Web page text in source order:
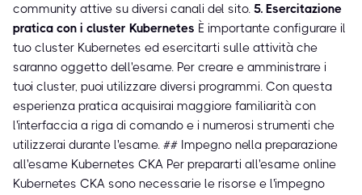
community attive su diversi canali del sito. 5. Esercitazione
pratica con i cluster Kubernetes È importante configurare il
tuo cluster Kubernetes ed esercitarti sulle attività che
saranno oggetto dell'esame. Per creare e amministrare i
tuoi cluster, puoi utilizzare diversi programmi. Con questa
esperienza pratica acquisirai maggiore familiarità con
l'interfaccia a riga di comando e i numerosi strumenti che
utilizzerai durante l'esame. ## Impegno nella preparazione
all'esame Kubernetes CKA Per prepararti all'esame online
Kubernetes CKA sono necessarie le risorse e l'impegno